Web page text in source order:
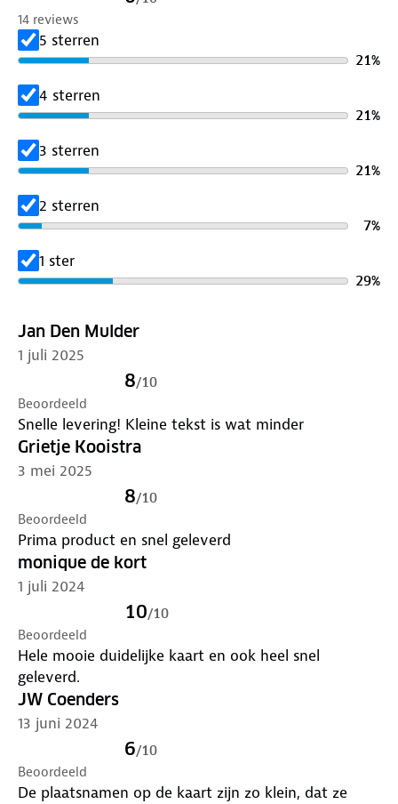
14 reviews
5 sterren
21%
4 sterren
21%
3 sterren
21%
2 sterren
7%
1 ster
29%
Jan Den Mulder
1 juli 2025
8/10
Beoordeeld
Snelle levering! Kleine tekst is wat minder
Grietje Kooistra
3 mei 2025
8/10
Beoordeeld
Prima product en snel geleverd
monique de kort
1 juli 2024
10/10
Beoordeeld
Hele mooie duidelijke kaart en ook heel snel
geleverd.
JW Coenders
13 juni 2024
6/10
Beoordeeld
De plaatsnamen op de kaart zijn zo klein, dat ze